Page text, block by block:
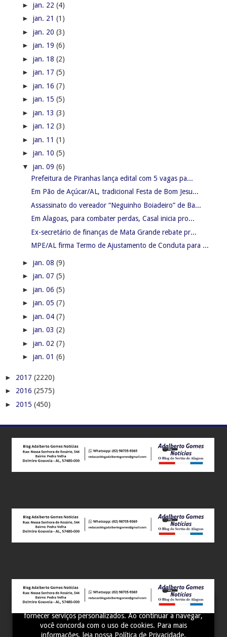
Este site utiliza cookies para melhorar sua experiência e
fornecer serviços personalizados. Ao continuar a navegar,
você concorda com o uso de cookies. Para mais
informações, leia nossa Política de Privacidade.
► jan. 22 (4)
► jan. 21 (1)
► jan. 20 (3)
► jan. 19 (6)
► jan. 18 (2)
► jan. 17 (5)
► jan. 16 (7)
► jan. 15 (5)
► jan. 13 (3)
► jan. 12 (3)
► jan. 11 (1)
► jan. 10 (5)
▼ jan. 09 (6)
Prefeitura de Piranhas lança edital com 5 vagas pa...
Em Pão de Açúcar/AL, tradicional Festa de Bom Jesu...
Assassinato do vereador “Neguinho Boiadeiro” de Ba...
Em Alagoas, para combater perdas, Casal inicia pro...
Ex-secretário de finanças de Mata Grande rebate pr...
MPE/AL firma Termo de Ajustamento de Conduta para ...
► jan. 08 (9)
► jan. 07 (5)
► jan. 06 (5)
► jan. 05 (7)
► jan. 04 (7)
► jan. 03 (2)
► jan. 02 (7)
► jan. 01 (6)
► 2017 (2220)
► 2016 (2575)
► 2015 (450)